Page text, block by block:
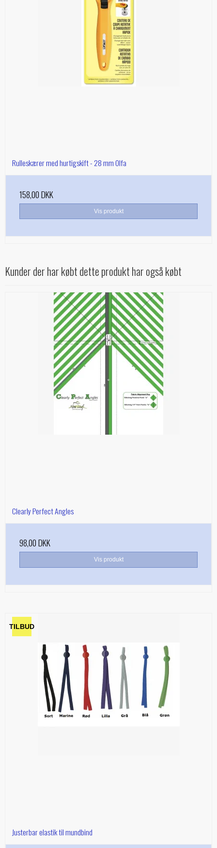
Rulleskærer med hurtigskift - 28 mm Olfa
158,00 DKK
Vis produkt
Kunder der har købt dette produkt har også købt
Clearly Perfect Angles
98,00 DKK
Vis produkt
TILBUD
Justerbar elastik til mundbind